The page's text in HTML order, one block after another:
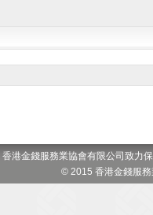
香港金錢服務業協會有限公司致力
© 2015 香港金錢服